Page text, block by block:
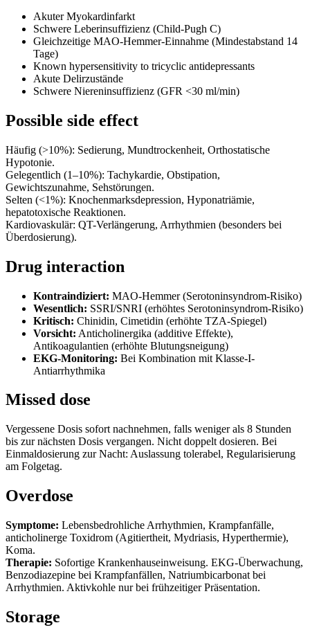
Akuter Myokardinfarkt
Schwere Leberinsuffizienz (Child-Pugh C)
Gleichzeitige MAO-Hemmer-Einnahme (Mindestabstand 14
Tage)
Known hypersensitivity to tricyclic antidepressants
Akute Delirzustände
Schwere Niereninsuffizienz (GFR <30 ml/min)
Possible side effect
Häufig (>10%): Sedierung, Mundtrockenheit, Orthostatische
Hypotonie.
Gelegentlich (1–10%): Tachykardie, Obstipation,
Gewichtszunahme, Sehstörungen.
Selten (<1%): Knochenmarksdepression, Hyponatriämie,
hepatotoxische Reaktionen.
Kardiovaskulär: QT-Verlängerung, Arrhythmien (besonders bei
Überdosierung).
Drug interaction
Kontraindiziert: MAO-Hemmer (Serotoninsyndrom-Risiko)
Wesentlich: SSRI/SNRI (erhöhtes Serotoninsyndrom-Risiko)
Kritisch: Chinidin, Cimetidin (erhöhte TZA-Spiegel)
Vorsicht: Anticholinergika (additive Effekte),
Antikoagulantien (erhöhte Blutungsneigung)
EKG-Monitoring: Bei Kombination mit Klasse-I-
Antiarrhythmika
Missed dose
Vergessene Dosis sofort nachnehmen, falls weniger als 8 Stunden
bis zur nächsten Dosis vergangen. Nicht doppelt dosieren. Bei
Einmaldosierung zur Nacht: Auslassung tolerabel, Regularisierung
am Folgetag.
Overdose
Symptome: Lebensbedrohliche Arrhythmien, Krampfanfälle,
anticholinerge Toxidrom (Agitiertheit, Mydriasis, Hyperthermie),
Koma.
Therapie: Sofortige Krankenhauseinweisung. EKG-Überwachung,
Benzodiazepine bei Krampfanfällen, Natriumbicarbonat bei
Arrhythmien. Aktivkohle nur bei frühzeitiger Präsentation.
Storage